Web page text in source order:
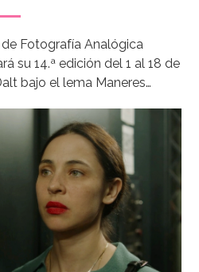
Fotografía Analógica
su 14.ª edición del 1 al 18 de
bajo el lema Maneres…